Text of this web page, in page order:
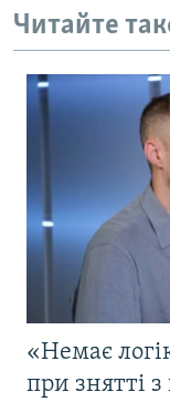
Читайте
«Немає
при знятті